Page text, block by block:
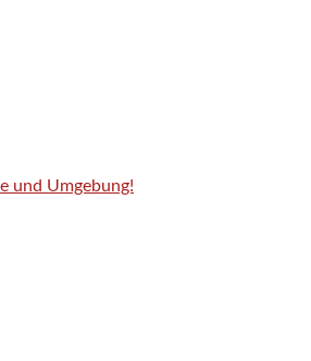
und Umgebung!